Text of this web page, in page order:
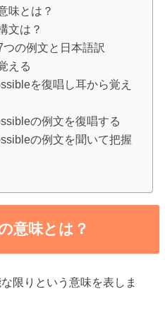
味とは？
文は？
の例文と日本語訳
える
を復唱し耳から覚え
の例文を復唱する
の例文を聞いて把握
意味とは？
限りという意味を表しま